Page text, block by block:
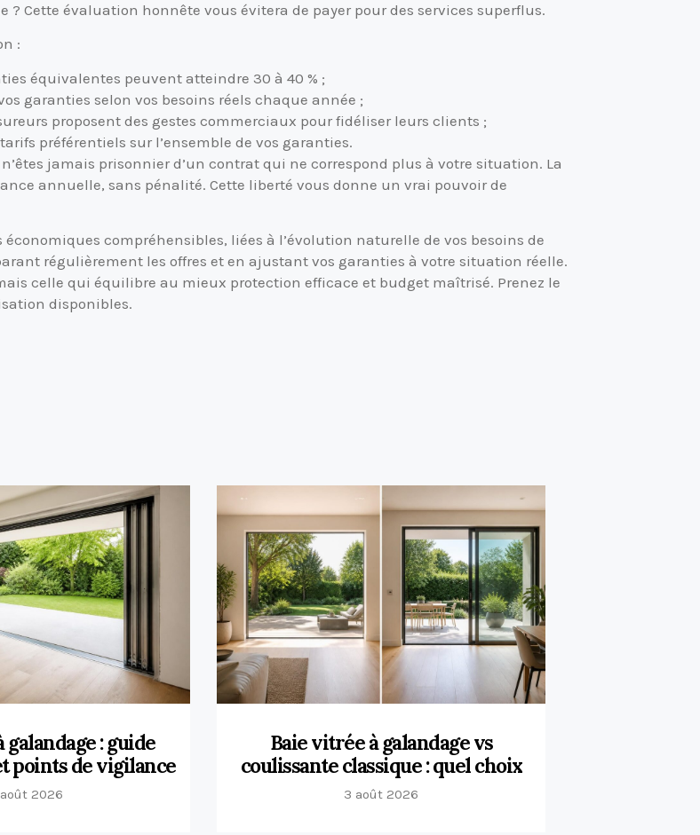
Cette évaluation honnête vous évitera de payer pour des services superflus.
:
équivalentes peuvent atteindre 30 à 40 % ;
garanties selon vos besoins réels chaque année ;
proposent des gestes commerciaux pour fidéliser leurs clients ;
préférentiels sur l’ensemble de vos garanties.
jamais prisonnier d’un contrat qui ne correspond plus à votre situation. La
annuelle, sans pénalité. Cette liberté vous donne un vrai pouvoir de
compréhensibles, liées à l’évolution naturelle de vos besoins de
régulièrement les offres et en ajustant vos garanties à votre situation réelle.
celle qui équilibre au mieux protection efficace et budget maîtrisé. Prenez le
disponibles.
: guide
points de vigilance
2026
Baie vitrée à galandage vs
coulissante classique : quel choix
3 août 2026